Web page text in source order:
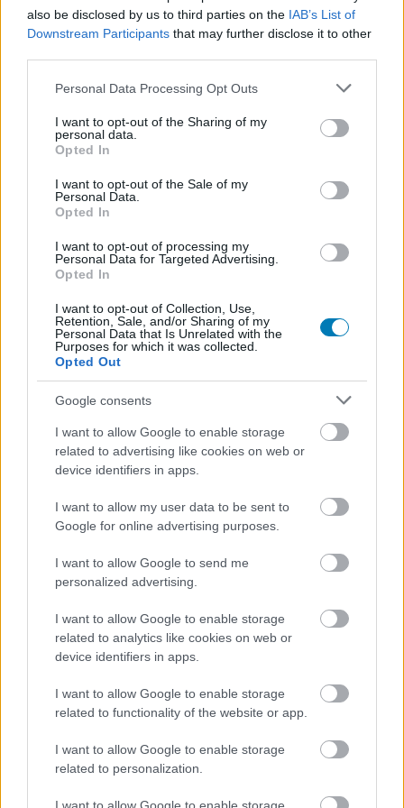
also be disclosed by us to third parties on the IAB’s List of
Downstream Participants that may further disclose it to other
Please note that this website/app uses one or more Google
not limited to your visit or usage behaviour. You may click to
grant or deny consent to Google and its third-party tags to
use your data for below specified purposes in below Google
consent section.
Personal Data Processing Opt Outs
I want to opt-out of the Sharing of my
personal data.
Opted In
I want to opt-out of the Sale of my
Personal Data.
Opted In
I want to opt-out of processing my
Personal Data for Targeted Advertising.
Opted In
I want to opt-out of Collection, Use,
Retention, Sale, and/or Sharing of my
Personal Data that Is Unrelated with the
Purposes for which it was collected.
Opted Out
Google consents
I want to allow Google to enable storage
related to advertising like cookies on web or
device identifiers in apps.
I want to allow my user data to be sent to
Google for online advertising purposes.
I want to allow Google to send me
personalized advertising.
I want to allow Google to enable storage
related to analytics like cookies on web or
device identifiers in apps.
I want to allow Google to enable storage
related to functionality of the website or app.
I want to allow Google to enable storage
related to personalization.
Hozzászólások
Nagyon közel lehet a Forza
Horizon 6 hivatalos bejelentése
2025 augusztus 25. 20:02
Egyre több a pletyka a projektről, melyeket több
forrás is megerősít.
20.81%
A videojátékos pletykák újra felpörögtek a Gamescom
lezárulta után, hiszen közeledik a szeptemberi Tokyo
a Microsoft a japán rendezvényen jelenti be a Forza
Horizon sorozat következő részét. A híresztelések
a Forza Horizon 6 Japánban fog
játszódni, ami indokolttá tenné, hogy a bejelentés éppen
A hétvégén a Windows Centralszámolt be arról, hogy
belső dokumentumokat látott a játék bejelentésével
NateTheHate
Insider Gaming újságírója, Tom Henderson is
Horizon 6 valóban Japánba helyezi át a sorozatot. Bár
hivatalos megerősítés még nem érkezett, az egymástól
független források egybehangzó állítása erősíti a